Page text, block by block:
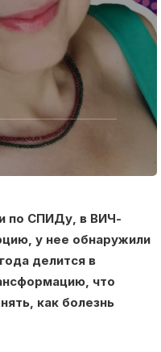
по СПИДу, в ВИЧ-
у нее обнаружили
делится в
что
как болезнь